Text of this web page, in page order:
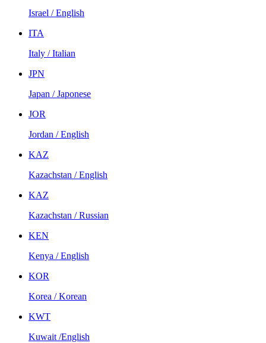
Israel / English
ITA
Italy / Italian
JPN
Japan / Japonese
JOR
Jordan / English
KAZ
Kazachstan / English
KAZ
Kazachstan / Russian
KEN
Kenya / English
KOR
Korea / Korean
KWT
Kuwait /English